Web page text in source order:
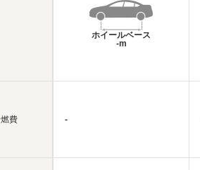
費
ホイールベース
-m
-